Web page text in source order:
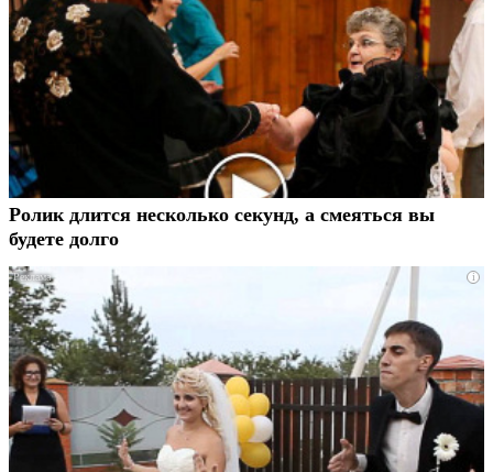
Ролик длится несколько секунд, а смеяться вы
будете долго
i